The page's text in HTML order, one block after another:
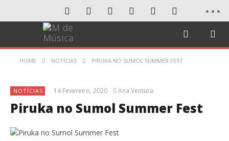
HOME NOTÍCIAS PIRUKA NO SUMOL SUMMER FEST
NOTÍCIAS 14 Fevereiro, 2020 Ana Ventura
Piruka no Sumol Summer Fest